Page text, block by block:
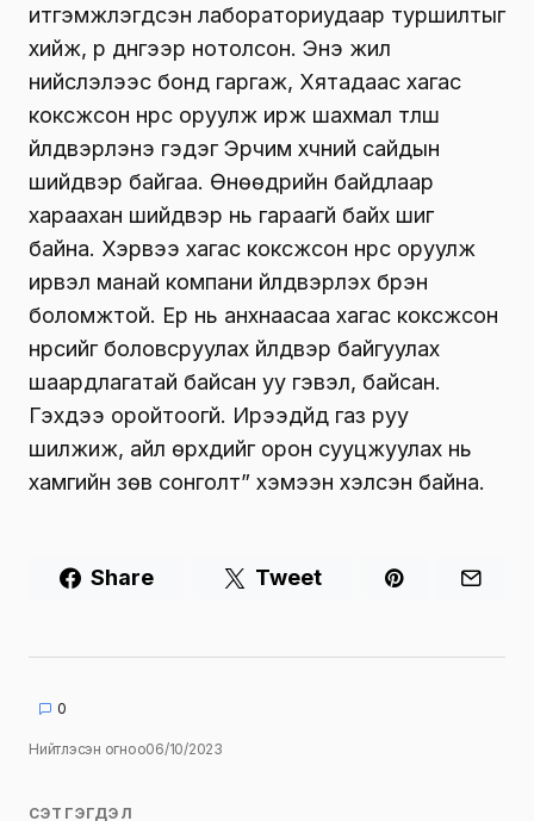
итгэмжлэгдсэн лабораториудаар туршилтыг
хийж, үр дүнгээр нотолсон. Энэ жил
нийслэлээс бонд гаргаж, Хятадаас хагас
коксжсон нүүрс оруулж ирж шахмал түлш
үйлдвэрлэнэ гэдэг Эрчим хүчний сайдын
шийдвэр байгаа. Өнөөдрийн байдлаар
хараахан шийдвэр нь гараагүй байх шиг
байна. Хэрвээ хагас коксжсон нүүрс оруулж
ирвэл манай компани үйлдвэрлэх бүрэн
боломжтой. Ер нь анхнаасаа хагас коксжсон
нүүрсийг боловсруулах үйлдвэр байгуулах
шаардлагатай байсан уу гэвэл, байсан.
Гэхдээ оройтоогүй. Ирээдүйд газ руу
шилжиж, айл өрхүүдийг орон сууцжуулах нь
хамгийн зөв сонголт” хэмээн хэлсэн байна.
Share Tweet
0
Нийтлэсэн огноо06/10/2023
СЭТГЭГДЭЛ